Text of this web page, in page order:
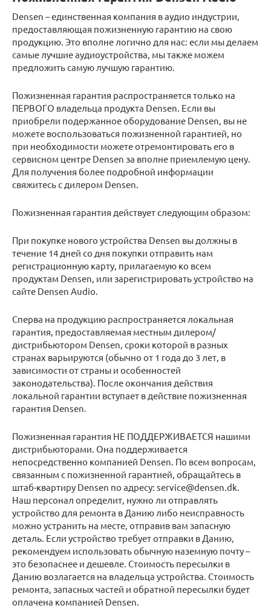
Densen – единственная компания в аудио индустрии,
предоставляющая пожизненную гарантию на свою
продукцию. Это вполне логично для нас: если мы делаем
самые лучшие аудиоустройства, мы также можем
предложить самую лучшую гарантию.
Пожизненная гарантия распространяется только на
ПЕРВОГО владельца продукта Densen. Если вы
приобрели подержанное оборудование Densen, вы не
можете воспользоваться пожизненной гарантией, но
при необходимости можете отремонтировать его в
сервисном центре Densen за вполне приемлемую цену.
Для получения более подробной информации
свяжитесь с дилером Densen.
Пожизненная гарантия действует следующим образом:
При покупке нового устройства Densen вы должны в
течение 14 дней со дня покупки отправить нам
регистрационную карту, прилагаемую ко всем
продуктам Densen, или зарегистрировать устройство на
сайте Densen Audio.
Сперва на продукцию распространяется локальная
гарантия, предоставляемая местным дилером/
дистрибьютором Densen, сроки которой в разных
странах варьируются (обычно от 1 года до 3 лет, в
зависимости от страны и особенностей
законодательства). После окончания действия
локальной гарантии вступает в действие пожизненная
гарантия Densen.
Пожизненная гарантия НЕ ПОДДЕРЖИВАЕТСЯ нашими
дистрибьюторами. Она поддерживается
непосредственно компанией Densen. По всем вопросам,
связанным с пожизненной гарантией, обращайтесь в
штаб-квартиру Densen по адресу: service@densen.dk.
Наш персонал определит, нужно ли отправлять
устройство для ремонта в Данию либо неисправность
можно устранить на месте, отправив вам запасную
деталь. Если устройство требует отправки в Данию,
рекомендуем использовать обычную наземную почту –
это безопаснее и дешевле. Стоимость пересылки в
Данию возлагается на владельца устройства. Стоимость
ремонта, запасных частей и обратной пересылки будет
оплачена компанией Densen.